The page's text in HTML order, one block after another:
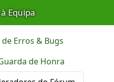
Equipa
Erros & Bugs
de Honra